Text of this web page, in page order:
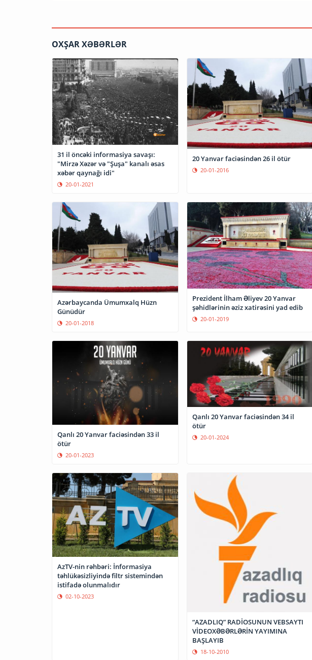
OXŞAR XƏBƏRLƏR
31 il öncəki informasiya savaşı:
"Mirzə Xəzər və "Şuşa" kanalı əsas
xəbər qaynağı idi"
20-01-2021
20 Yanvar faciəsindən 26 il ötür
20-01-2016
Azərbaycanda Ümumxalq Hüzn
Günüdür
20-01-2018
Prezident İlham Əliyev 20 Yanvar
şəhidlərinin əziz xatirəsini yad edib
20-01-2019
Qanlı 20 Yanvar faciəsindən 33 il
ötür
20-01-2023
Qanlı 20 Yanvar faciəsindən 34 il
ötür
20-01-2024
AzTV-nin rəhbəri: İnformasiya
təhlükəsizliyində filtr sistemindən
istifadə olunmalıdır
02-10-2023
“AZADLIQ” RADİOSUNUN VEBSAYTI
VİDEOXƏBƏRLƏRİN YAYIMINA
BAŞLAYIB
18-10-2010